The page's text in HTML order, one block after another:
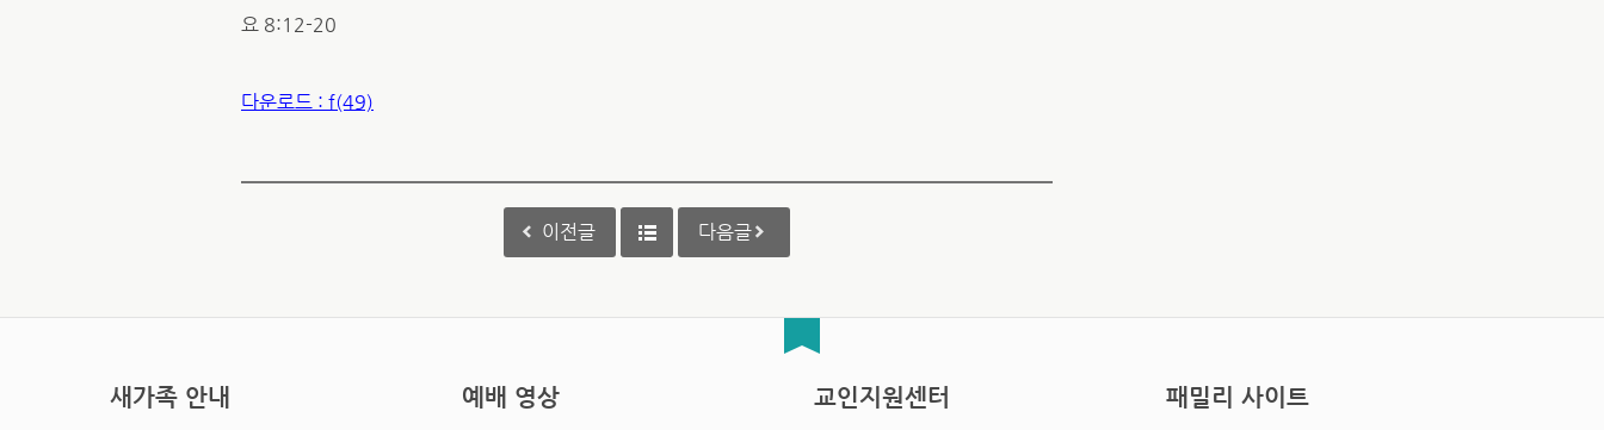
요 8:12-20
다운로드 : f(49)
이전글 다음글
새가족 안내 예배 영상 교인지원센터 패밀리 사이트